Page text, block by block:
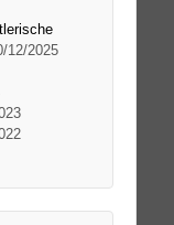
12/2025